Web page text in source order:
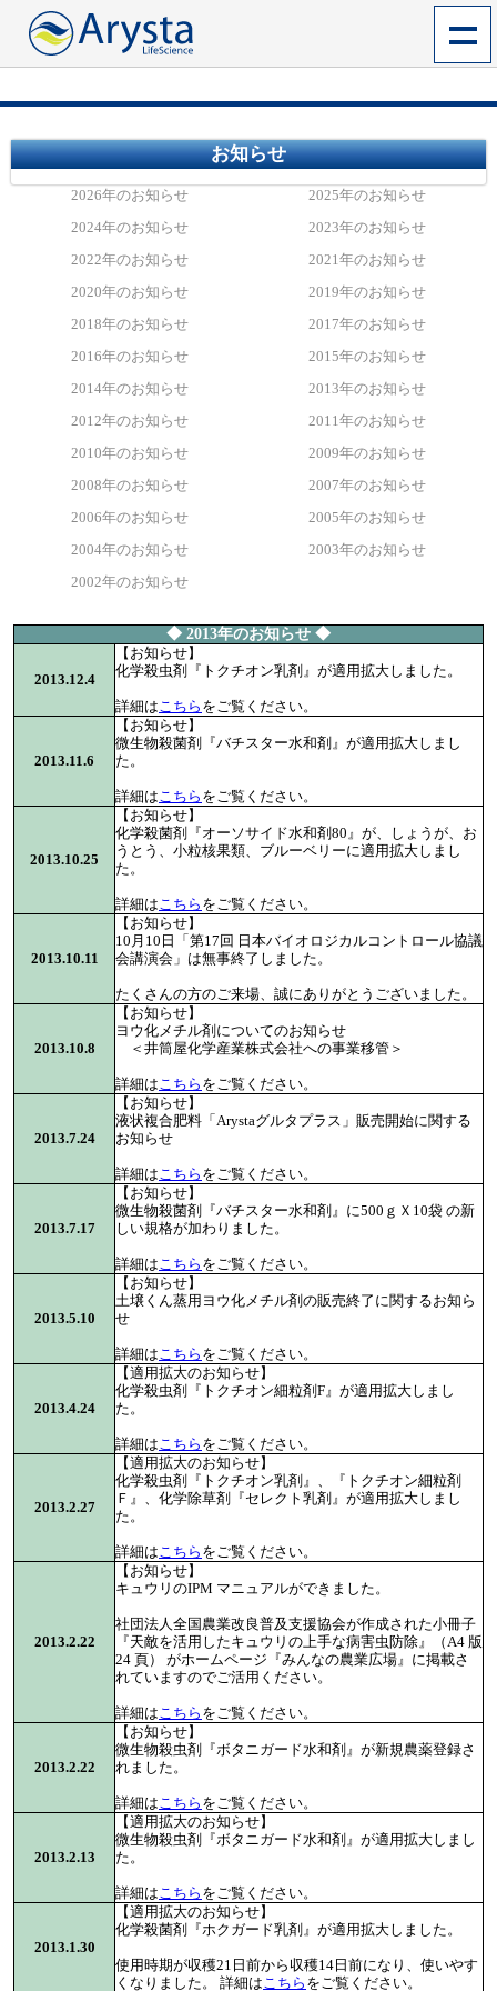
お知らせ
2026年のお知らせ 2025年のお知らせ
2024年のお知らせ 2023年のお知らせ
2022年のお知らせ 2021年のお知らせ
2020年のお知らせ 2019年のお知らせ
2018年のお知らせ 2017年のお知らせ
2016年のお知らせ 2015年のお知らせ
2014年のお知らせ 2013年のお知らせ
2012年のお知らせ 2011年のお知らせ
2010年のお知らせ 2009年のお知らせ
2008年のお知らせ 2007年のお知らせ
2006年のお知らせ 2005年のお知らせ
2004年のお知らせ 2003年のお知らせ
2002年のお知らせ
◆ 2013年のお知らせ ◆
2013.12.4
【お知らせ】
化学殺虫剤『トクチオン乳剤』が適用拡大しました。
詳細はこちら をご覧ください。
2013.11.6
【お知らせ】
微生物殺菌剤『バチスター水和剤』が適用拡大しまし
た。
詳細はこちら をご覧ください。
2013.10.25
【お知らせ】
化学殺菌剤『オーソサイド水和剤80』が、しょうが、お
うとう、小粒核果類、ブルーベリーに適用拡大しまし
た。
詳細はこちら をご覧ください。
2013.10.11
【お知らせ】
10月10日「第17回 日本バイオロジカルコントロール協議
会講演会」は無事終了しました。
たくさんの方のご来場、誠にありがとうございました。
2013.10.8
【お知らせ】
ヨウ化メチル剤についてのお知らせ
＜井筒屋化学産業株式会社への事業移管＞
詳細はこちら をご覧ください。
2013.7.24
【お知らせ】
液状複合肥料「Arystaグルタプラス」販売開始に関する
お知らせ
詳細はこちら をご覧ください。
2013.7.17
【お知らせ】
微生物殺菌剤『バチスター水和剤』に500ｇＸ10袋 の新
しい規格が加わりました。
詳細はこちら をご覧ください。
2013.5.10
【お知らせ】
土壌くん蒸用ヨウ化メチル剤の販売終了に関するお知ら
せ
詳細はこちら をご覧ください。
2013.4.24
【適用拡大のお知らせ】
化学殺虫剤『トクチオン細粒剤F』が適用拡大しまし
た。
詳細はこちら をご覧ください。
2013.2.27
【適用拡大のお知らせ】
化学殺虫剤『トクチオン乳剤』、『トクチオン細粒剤
Ｆ』、化学除草剤『セレクト乳剤』が適用拡大しまし
た。
詳細はこちら をご覧ください。
2013.2.22
【お知らせ】
キュウリのIPM マニュアルができました。
社団法人全国農業改良普及支援協会が作成された小冊子
『天敵を活用したキュウリの上手な病害虫防除』（A4 版
24 頁） がホームページ『みんなの農業広場』に掲載さ
れていますのでご活用ください。
詳細はこちら をご覧ください。
2013.2.22
【お知らせ】
微生物殺虫剤『ボタニガード水和剤』が新規農薬登録さ
れました。
詳細はこちら をご覧ください。
2013.2.13
【適用拡大のお知らせ】
微生物殺虫剤『ボタニガード水和剤』が適用拡大しまし
た。
詳細はこちら をご覧ください。
2013.1.30
【適用拡大のお知らせ】
化学殺菌剤『ホクガード乳剤』が適用拡大しました。
使用時期が収穫21日前から収穫14日前になり、使いやす
くなりました。 詳細はこちら をご覧ください。